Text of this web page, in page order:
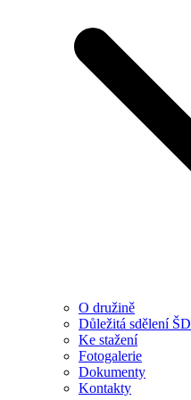
O družině
Důležitá sdělení ŠD
Ke stažení
Fotogalerie
Dokumenty
Kontakty